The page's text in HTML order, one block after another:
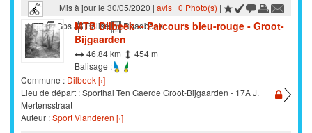
Mis à jour le 30/05/2020 | avis| 0 Photo(s) |
VTT
Gps Balisé Roadbook
MTB Dilbeek •- Parcours bleu-rouge - Groot-
Bijgaarden
46.84 km
454 m
Balisage :
Commune : Dilbeek [›]
Lieu de départ : Sporthal Ten Gaerde Groot-Bijgaarden - 17A J.
Mertensstraat
Auteur :Sport Vlanderen [›]